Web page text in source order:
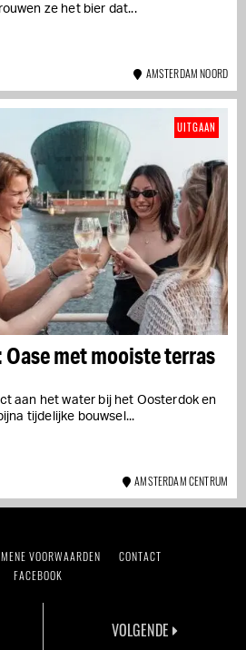
VOLGENDE
ze het bier dat...
AMSTERDAM NOORD
met mooiste terras
aan het water bij het Oosterdok en
tijdelijke bouwsel...
UITGAAN
AMSTERDAM CENTRUM
VOORWAARDEN
CONTACT
FACEBOOK